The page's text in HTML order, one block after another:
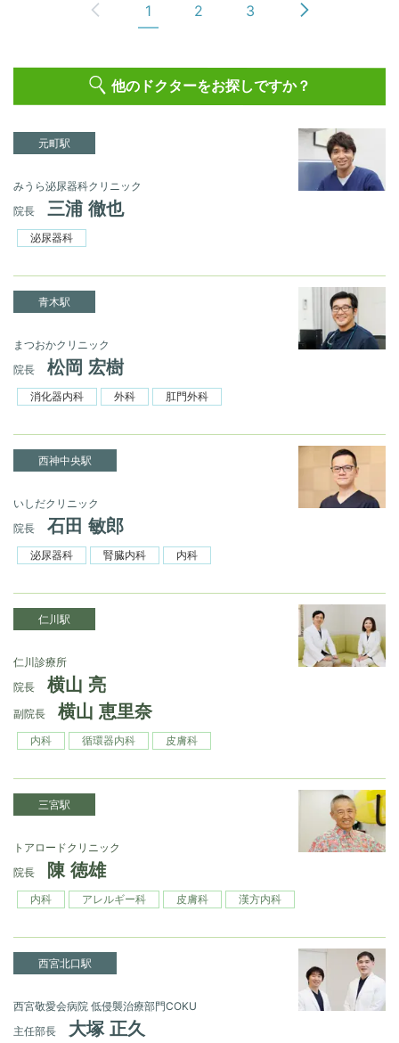
1 2 3
他のドクターをお探しですか？
元町駅
みうら泌尿器科クリニック
院長
三浦 徹也
泌尿器科
青木駅
まつおかクリニック
院長
松岡 宏樹
消化器内科 外科 肛門外科
西神中央駅
いしだクリニック
院長
石田 敏郎
泌尿器科 腎臓内科 内科
仁川駅
仁川診療所
院長
横山 亮
副院長 横山 恵里奈
内科 循環器内科 皮膚科
三宮駅
トアロードクリニック
院長
陳 徳雄
内科 アレルギー科 皮膚科 漢方内科
西宮北口駅
西宮敬愛会病院 低侵襲治療部門COKU
主任部長
大塚 正久